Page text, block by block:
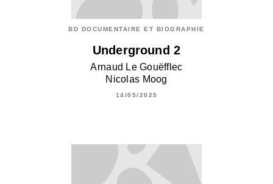
BD DOCUMENTAIRE ET BIOGRAPHIE
Underground 2
Arnaud Le Gouëfflec
Nicolas Moog
14/05/2025